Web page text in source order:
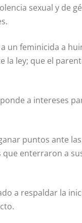
sexual y de
un feminicida a
ley; que el
a intereses
puntos ante
enterraron a
a respaldar la